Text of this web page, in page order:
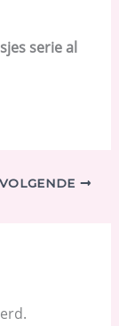
serie al
VOLGENDE